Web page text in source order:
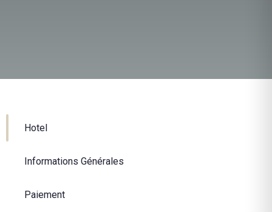
Hotel
Informations Générales
Paiement